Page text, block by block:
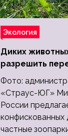
Экология
Диких
разрешить
зоопарки
Фото:
«Страус-ЮГ»
России
конфискованных
частные